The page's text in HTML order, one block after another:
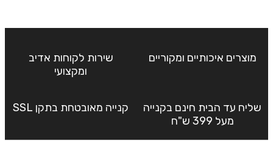
מוצרים איכותיים ומקוריים
שירות לקוחות אדיב
ומקצועי
שליח עד הבית חינם בקנייה
מעל 399 ש"ח
קנייה מאובטחת בתקן SSL